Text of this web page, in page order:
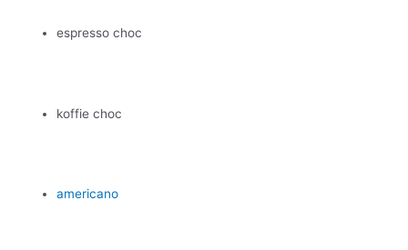
espresso choc
koffie choc
americano